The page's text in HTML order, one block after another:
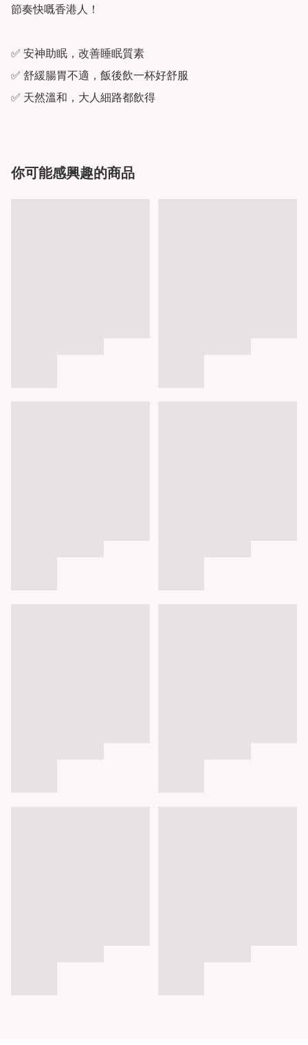
節奏快嘅香港人！
✅ 安神助眠，改善睡眠質素
✅ 舒緩腸胃不適，飯後飲一杯好舒服
✅ 天然溫和，大人細路都飲得
你可能感興趣的商品